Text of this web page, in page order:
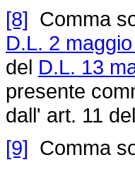
[8] Comma
D.L. 2
del D.L. 13
presente
dall' art. 11 del
[9] Comma